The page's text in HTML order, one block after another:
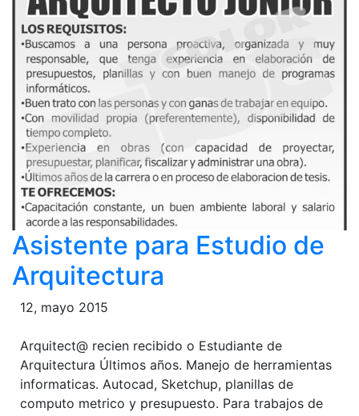
Asistente para Estudio de
Arquitectura
12, mayo 2015
Arquitect@ recien recibido o Estudiante de
Arquitectura Últimos años. Manejo de herramientas
informaticas. Autocad, Sketchup, planillas de
computo metrico y presupuesto. Para trabajos de